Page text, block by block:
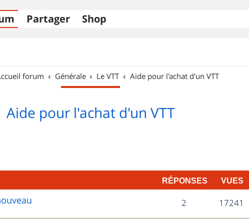
Partager Shop
forum Générale Le VTT Aide pour l'achat d'un VTT
Aide pour l'achat d'un VTT
RÉPONSES VUES
2R
é
17241
u